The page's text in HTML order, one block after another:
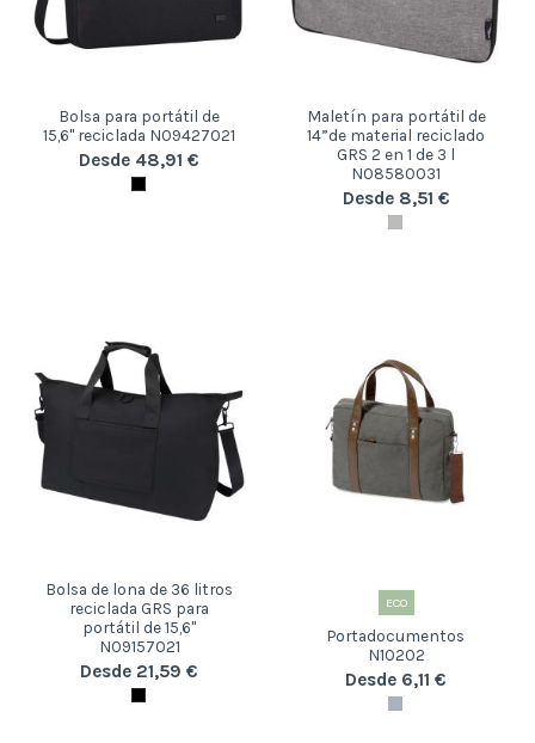
Bolsa para portátil de
15,6" reciclada N09427021
Desde 48,91 €
Maletín para portátil de
14”de material reciclado
GRS 2 en 1 de 3 l
N08580031
Desde 8,51 €
Bolsa de lona de 36 litros
reciclada GRS para
portátil de 15,6"
N09157021
Desde 21,59 €
ECO
Portadocumentos
N10202
Desde 6,11 €